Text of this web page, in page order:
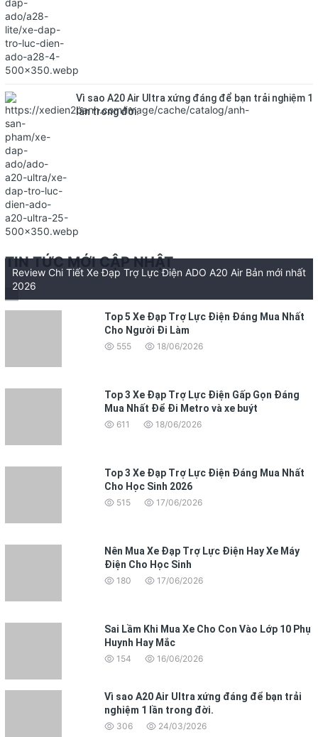
Vì sao A20 Air Ultra xứng đáng để bạn trải nghiệm 1
lần trong đời.
TIN TỨC MỚI CẬP NHẬT
Review Chi Tiết Xe Đạp Trợ Lực Điện ADO A20 Air Bản mới nhất
2026
Top 5 Xe Đạp Trợ Lực Điện Đáng Mua Nhất
Cho Người Đi Làm
555 18/06/2026
Top 3 Xe Đạp Trợ Lực Điện Gấp Gọn Đáng
Mua Nhất Để Đi Metro và xe buýt
611 18/06/2026
Top 3 Xe Đạp Trợ Lực Điện Đáng Mua Nhất
Cho Học Sinh 2026
515 17/06/2026
Nên Mua Xe Đạp Trợ Lực Điện Hay Xe Máy
Điện Cho Học Sinh
180 17/06/2026
Sai Lầm Khi Mua Xe Cho Con Vào Lớp 10 Phụ
Huynh Hay Mắc
154 16/06/2026
Vì sao A20 Air Ultra xứng đáng để bạn trải
nghiệm 1 lần trong đời.
306 24/03/2026